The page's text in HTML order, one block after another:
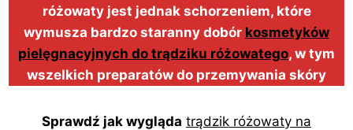
różowaty jest jednak schorzeniem, które
wymusza bardzo staranny dobór kosmetyków
pielęgnacyjnych do trądziku różowatego, w tym
wszelkich preparatów do przemywania skóry
Sprawdź jak wygląda trądzik różowaty na